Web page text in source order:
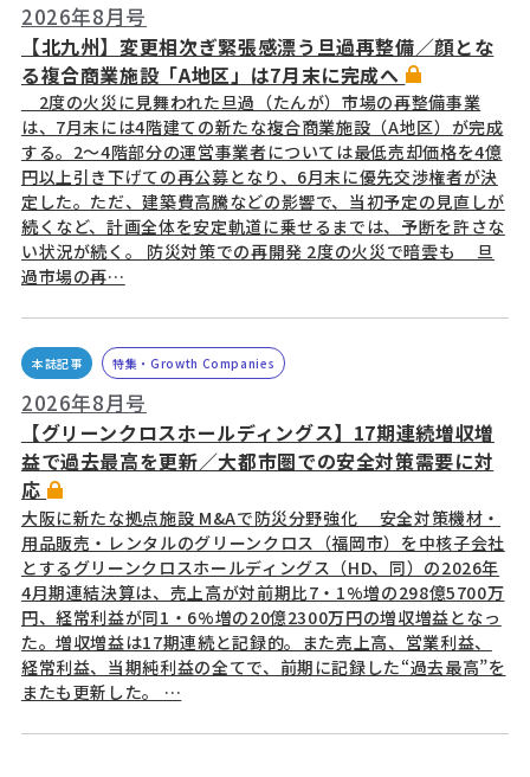
2026年8月号
【北九州】変更相次ぎ緊張感漂う旦過再整備／顔とな
る複合商業施設「A地区」は7月末に完成へ
2度の火災に見舞われた旦過（たんが）市場の再整備事業
は、7月末には4階建ての新たな複合商業施設（A地区）が完成
する。2～4階部分の運営事業者については最低売却価格を4億
円以上引き下げての再公募となり、6月末に優先交渉権者が決
定した。ただ、建築費高騰などの影響で、当初予定の見直しが
続くなど、計画全体を安定軌道に乗せるまでは、予断を許さな
い状況が続く。 防災対策での再開発 2度の火災で暗雲も 旦
過市場の再…
本誌記事 特集・Growth Companies
2026年8月号
【グリーンクロスホールディングス】17期連続増収増
益で過去最高を更新／大都市圏での安全対策需要に対
応
大阪に新たな拠点施設 M&Aで防災分野強化 安全対策機材・
用品販売・レンタルのグリーンクロス（福岡市）を中核子会社
とするグリーンクロスホールディングス（HD、同）の2026年
4月期連結決算は、売上高が対前期比7・1%増の298億5700万
円、経常利益が同1・6%増の20億2300万円の増収増益となっ
た。増収増益は17期連続と記録的。また売上高、営業利益、
経常利益、当期純利益の全てで、前期に記録した“過去最高”を
またも更新した。 …